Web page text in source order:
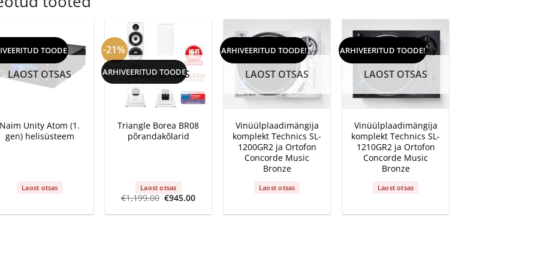
TOODE
LAOST OTSAS
Naim Unity Atom (1.
gen) helisüsteem
Laost otsas
-21%
ARHIVEERITUD TOODE
LAOST OTSAS
Triangle Borea BR08
põrandakõlarid
Laost otsas
€1,199.00 Algne
oli:
€945.00Current
is:
ARHIVEERITUD TOODE!
+
LAOST OTSAS
Vinüülplaadimängija
komplekt Technics SL-
1200GR2 ja Ortofon
Concorde Music
Bronze
Laost otsas
ARHIVEERITUD TOODE!
+
LAOST OTSAS
Vinüülplaadimängija
komplekt Technics SL-
1210GR2 ja Ortofon
Concorde Music
Bronze
Laost otsas